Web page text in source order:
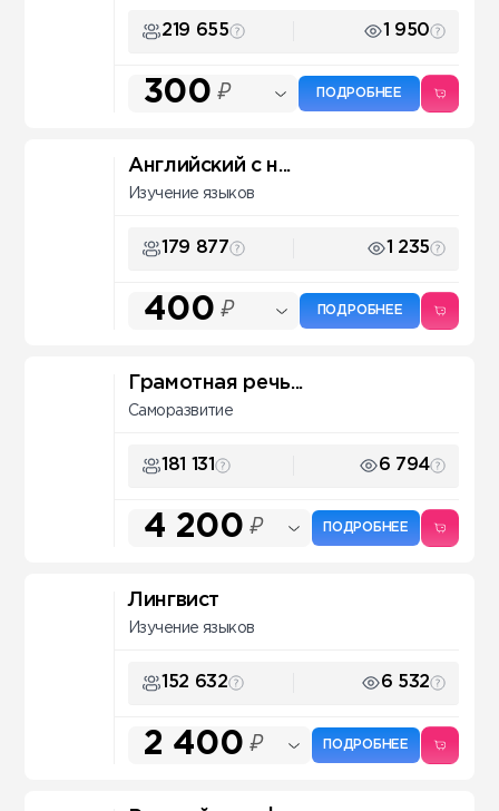
219 655 1 950
300 ₽ ПОДРОБНЕЕ
Английский с н...
Изучение языков
179 877 1 235
400 ₽ ПОДРОБНЕЕ
Грамотная речь...
Саморазвитие
181 131 6 794
4 200 ₽ ПОДРОБНЕЕ
Лингвист
Изучение языков
152 632 6 532
2 400 ₽ ПОДРОБНЕЕ